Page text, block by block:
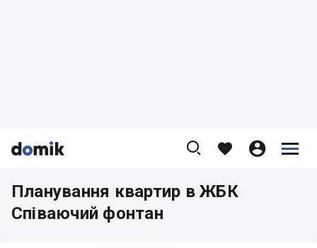


    


Планування квартир в ЖБК
Співаючий фонтан